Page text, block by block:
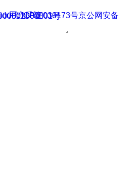
用户反馈
京ICP证030173号
安备11000002000001号